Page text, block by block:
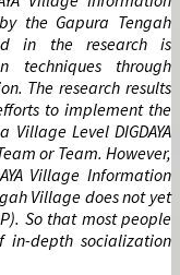
the Gapura Tengah
in the research is
techniques through
The research results
to implement the
Village Level DIGDAYA
or Team. However,
Village Information
Village does not yet
So that most people
in-depth socialization